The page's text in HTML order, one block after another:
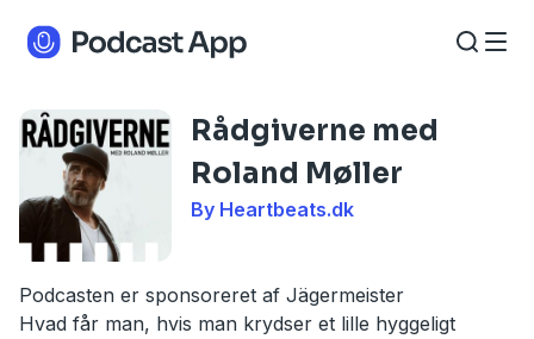
Rådgiverne med
Roland Møller
By Heartbeats.dk
Podcasten er sponsoreret af Jägermeister
Hvad får man, hvis man krydser et lille hyggeligt